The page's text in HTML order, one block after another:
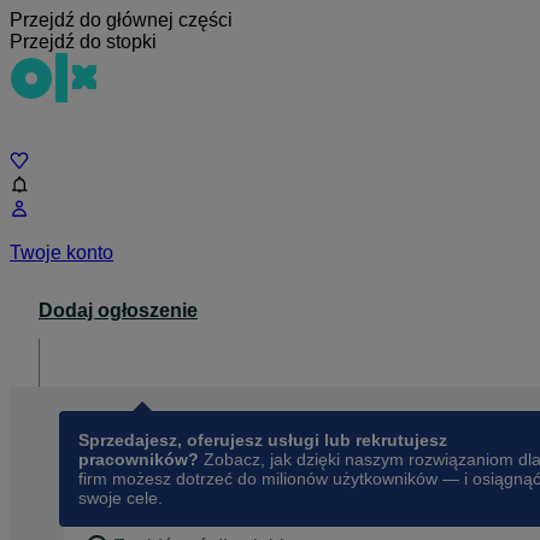
Przejdź do głównej części
Przejdź do stopki
Twoje konto
Dodaj ogłoszenie
Sprzedajesz, oferujesz usługi lub rekrutujesz
pracowników? Zobacz, jak dzięki naszym rozwiązaniom dla
firm możesz dotrzeć do milionów użytkowników — i osiągnąć
swoje cele.